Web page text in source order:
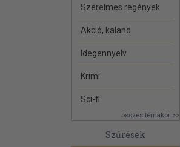
Szerelmes regények
Akció, kaland
Idegennyelv
Krimi
Sci-fi
összes témakör >>
Szűrések